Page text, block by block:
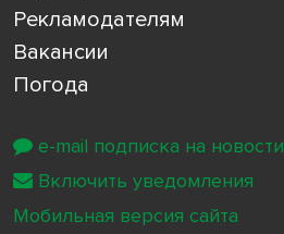
Рекламодателям
Вакансии
Погода
e-mail подписка на новости
Включить уведомления
Мобильная версия сайта